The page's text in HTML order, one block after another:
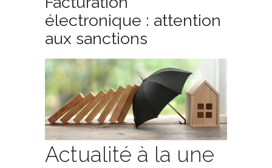
électronique : attention
aux sanctions
Actualité à la une